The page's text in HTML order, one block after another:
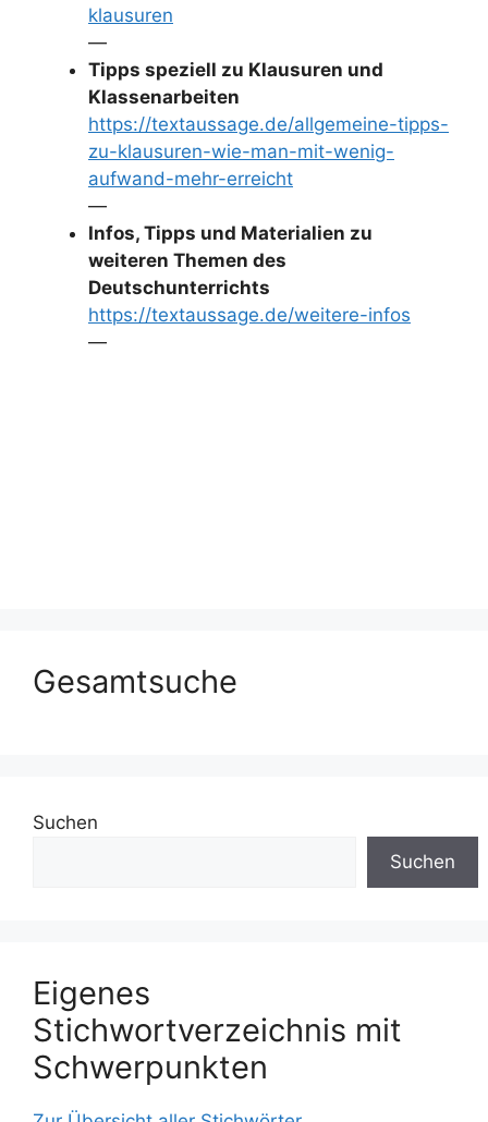
klausuren
—
Tipps speziell zu Klausuren und
Klassenarbeiten
https://textaussage.de/allgemeine-tipps-
zu-klausuren-wie-man-mit-wenig-
aufwand-mehr-erreicht
—
Infos, Tipps und Materialien zu
weiteren Themen des
Deutschunterrichts
https://textaussage.de/weitere-infos
—
Gesamtsuche
Suchen
Suchen
Eigenes
Stichwortverzeichnis mit
Schwerpunkten